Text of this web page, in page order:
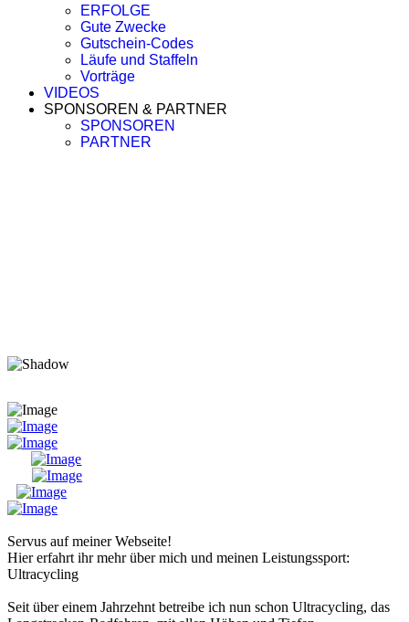
ERFOLGE
Gute Zwecke
Gutschein-Codes
Läufe und Staffeln
Vorträge
VIDEOS
SPONSOREN & PARTNER
SPONSOREN
PARTNER
Servus auf meiner Webseite!
Hier erfahrt ihr mehr über mich und meinen Leistungssport:
Ultracycling
Seit über einem Jahrzehnt betreibe ich nun schon Ultracycling, das